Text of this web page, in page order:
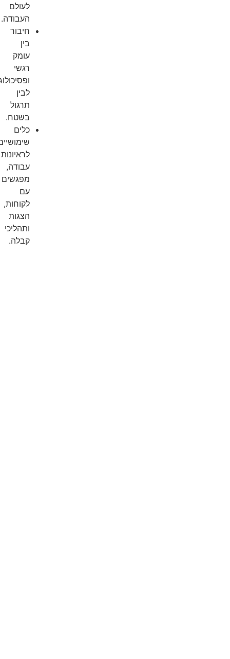
לעולם
העבודה.
חיבור
בין
עומק
רגשי
ופסיכולוגי
לבין
תרגול
בשטח.
כלים
שימושיים
לראיונות
עבודה,
מפגשים
עם
לקוחות,
הצגות
ותהליכי
קבלה.